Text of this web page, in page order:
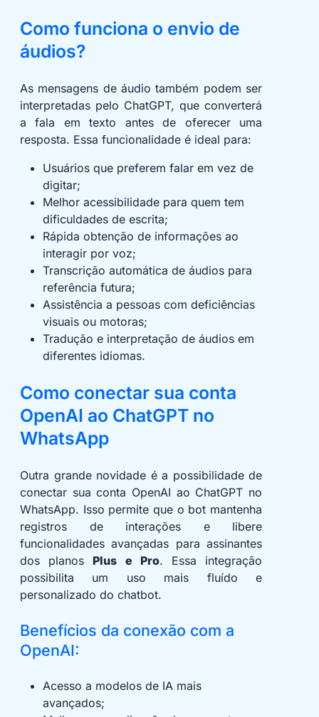
Como funciona o envio de
áudios?
As mensagens de áudio também podem ser
interpretadas pelo ChatGPT, que converterá
a fala em texto antes de oferecer uma
resposta. Essa funcionalidade é ideal para:
Usuários que preferem falar em vez de
digitar;
Melhor acessibilidade para quem tem
dificuldades de escrita;
Rápida obtenção de informações ao
interagir por voz;
Transcrição automática de áudios para
referência futura;
Assistência a pessoas com deficiências
visuais ou motoras;
Tradução e interpretação de áudios em
diferentes idiomas.
Como conectar sua conta
OpenAI ao ChatGPT no
WhatsApp
Outra grande novidade é a possibilidade de
conectar sua conta OpenAI ao ChatGPT no
WhatsApp. Isso permite que o bot mantenha
registros de interações e libere
funcionalidades avançadas para assinantes
dos planos Plus e Pro. Essa integração
possibilita um uso mais fluído e
personalizado do chatbot.
Benefícios da conexão com a
OpenAI:
Acesso a modelos de IA mais
avançados;